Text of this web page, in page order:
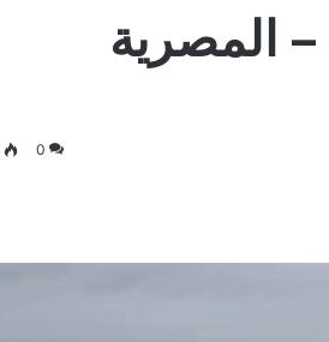
– المصرية
0